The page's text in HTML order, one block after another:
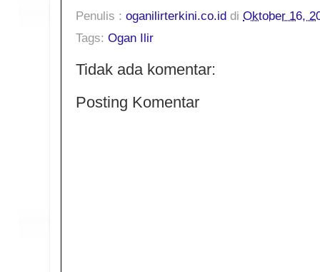
Penulis : oganilirterkini.co.id di Oktober 16,
Tags: Ogan Ilir
Tidak ada komentar:
Posting Komentar